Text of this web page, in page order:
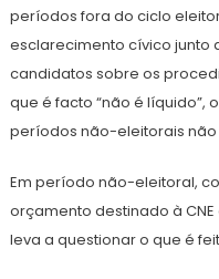
períodos fora do ciclo
esclarecimento cívico junto
candidatos sobre os
que é facto “não é líquido”,
períodos não-eleitorais não
Em período não-eleitoral,
orçamento destinado à
leva a questionar o que é